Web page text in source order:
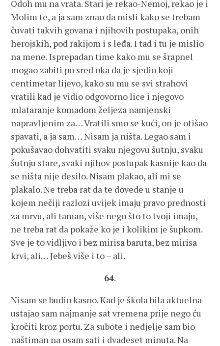
Odoh mu na vrata. Stari je rekao-Nemoj, rekao je i
Molim te, a ja sam znao da misli kako se trebam
čuvati takvih govana i njihovih postupaka, onih
herojskih, pod rakijom i s leđa. I tad i tu je mislio
na mene. Isprepadan time kako mu se šrapnel
mogao zabiti po sred oka da je sjedio koji
centimetar lijevo, kako su mu se svi strahovi
vratili kad je vidio odgovorno lice i njegovo
mlataranje komadom željeza namjenski
napravljenim za… Vratili smo se kući, on je otišao
spavati, a ja sam… Nisam ja ništa. Legao sam i
pokušavao dohvatiti svaku njegovu šutnju, svaku
šutnju stare, svaki njihov postupak kasnije kao da
se ništa nije desilo. Nisam plakao, ali mi se
plakalo. Ne treba rat da te dovede u stanje u
kojem nečiji razlozi uvijek imaju pravo prednosti
za mrvu, ali taman, više nego što to tvoji imaju,
ne treba rat da pokaže ko je i kolikim je šupkom.
Sve je to vidljivo i bez mirisa baruta, bez mirisa
krvi, ali… Jebeš više i to – ali.
64.
Nisam se budio kasno. Kad je škola bila aktuelna
ustajao sam najmanje sat vremena prije nego ću
kročiti kroz portu. Za subote i nedjelje sam bio
naštiman na osam sati i dvadeset minuta. Na